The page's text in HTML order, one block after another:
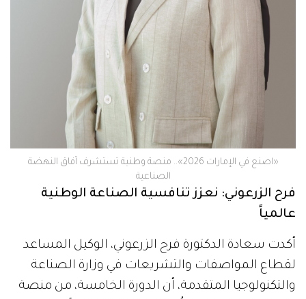
«اصنع في الإمارات 2026».. منصة وطنية تستشرف آفاق النهضة
الصناعية
‬عالمياً
أكدت سعادة الدكتورة فرح الزرعوني، الوكيل المساعد
لقطاع المواصفات والتشريعات في وزارة الصناعة
والتكنولوجيا المتقدمة، أن الدورة الخامسة، من منصة